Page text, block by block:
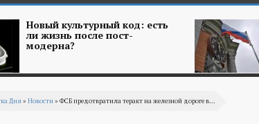
Новый культурный код: есть
ли жизнь после пост-
модерна?
Дня» Новости» ФСБ предотвратила теракт на железной дороге в...